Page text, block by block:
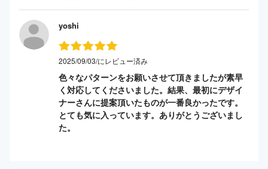
yoshi
2025/09/03/にレビュー済み
色々なパターンをお願いさせて頂きましたが素早
く対応してくださいました。結果、最初にデザイ
ナーさんに提案頂いたものが一番良かったです。
とても気に入っています。ありがとうございまし
た。